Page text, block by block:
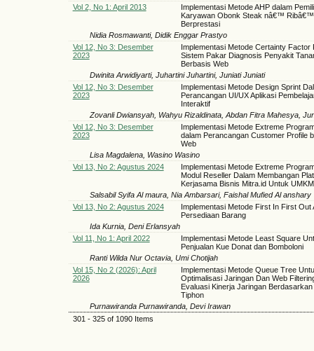
Vol 2, No 1: April 2013
Implementasi Metode AHP dalam
Karyawan Obonk Steak nâ€™
Berprestasi
Nidia Rosmawanti, Didik Enggar Prastyo
Vol 12, No 3: Desember
2023
Implementasi Metode Certainty Factor
Sistem Pakar Diagnosis Penyakit
Berbasis Web
Dwinita Arwidiyarti, Juhartini Juhartini, Juniati Juniati
Vol 12, No 3: Desember
2023
Implementasi Metode Design Sprint
Perancangan UI/UX Aplikasi
Interaktif
Zovanli Dwiansyah, Wahyu Rizaldinata, Abdan Fitra Mahesya,
Vol 12, No 3: Desember
2023
Implementasi Metode Extreme
dalam Perancangan Customer Profile
Web
Lisa Magdalena, Wasino Wasino
Vol 13, No 2: Agustus 2024
Implementasi Metode Extreme
Modul Reseller Dalam Membangan
Kerjasama Bisnis Mitra.id Untuk UMKM
Salsabil Syifa Al maura, Nia Ambarsari, Faishal Mufied Al anshary
Vol 13, No 2: Agustus 2024
Implementasi Metode First In First Out
Persediaan Barang
Ida Kurnia, Deni Erlansyah
Vol 11, No 1: April 2022
Implementasi Metode Least Square
Penjualan Kue Donat dan Bomboloni
Ranti Wilda Nur Octavia, Umi Chotijah
Vol 15, No 2 (2026): April
2026
Implementasi Metode Queue Tree
Optimalisasi Jaringan Dan Web
Evaluasi Kinerja Jaringan
Tiphon
Purnawiranda Purnawiranda, Devi Irawan
301 - 325 of 1090 Items